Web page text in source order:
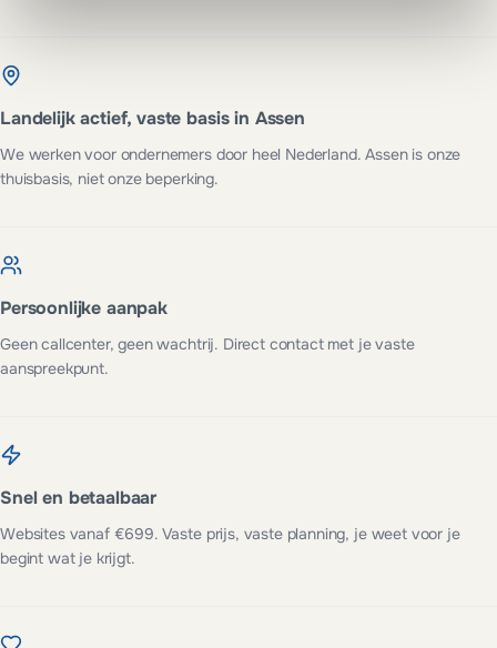
Landelijk actief, vaste basis in Assen
We werken voor ondernemers door heel Nederland. Assen is onze
thuisbasis, niet onze beperking.
Persoonlijke aanpak
Geen callcenter, geen wachtrij. Direct contact met je vaste
aanspreekpunt.
Snel en betaalbaar
Websites vanaf €699. Vaste prijs, vaste planning, je weet voor je
begint wat je krijgt.